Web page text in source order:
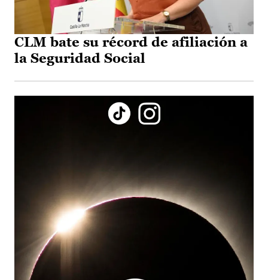
CLM bate su récord de afiliación a
la Seguridad Social